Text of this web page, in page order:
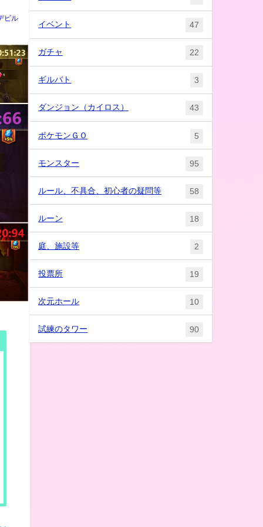
ビル
イベント 47
ガチャ 22
ギルバト 3
ダンジョン（カイロス） 43
ポケモンＧＯ 5
モンスター 95
ルール、不具合、初心者の疑問等 58
ルーン 18
庭、施設等 2
投票所 19
次元ホール 10
試練のタワー 90